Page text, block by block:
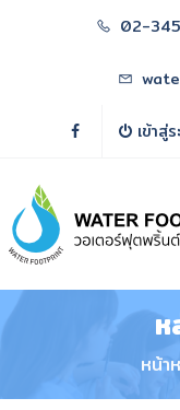
02-
เข้าสู่ร
ห
หน้า